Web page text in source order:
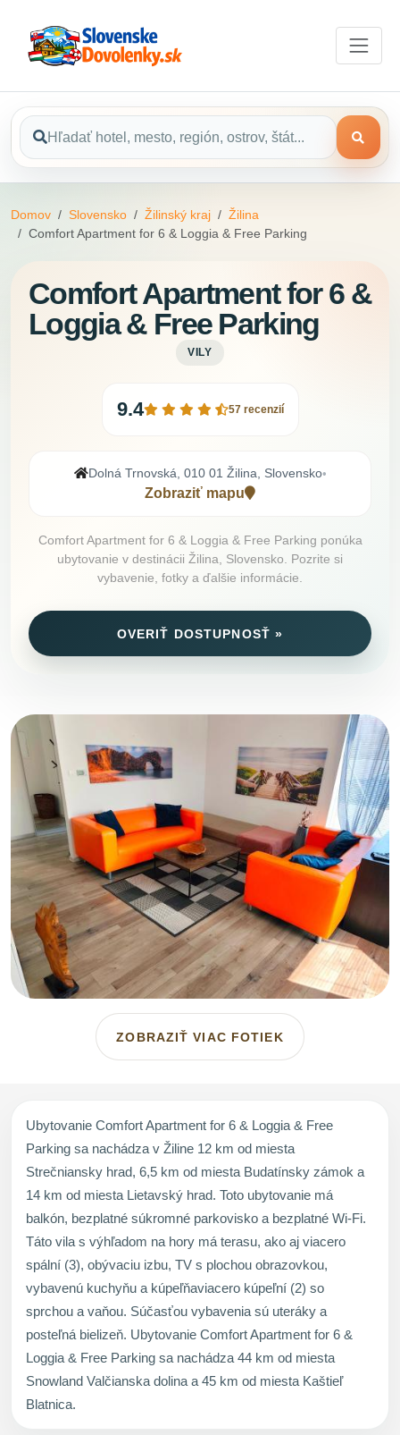
Domov Slovensko Žilinský kraj
Žilina
Comfort Apartment for 6 & Loggia & Free Parking
Comfort Apartment for 6 &
Loggia & Free Parking
VILY
9.4 57 recenzií
Dolná Trnovská, 010 01 Žilina, Slovensko•
Zobraziť mapu
Comfort Apartment for 6 & Loggia & Free Parking ponúka
ubytovanie v destinácii Žilina, Slovensko. Pozrite si
vybavenie, fotky a ďalšie informácie.
OVERIŤ DOSTUPNOSŤ »
ZOBRAZIŤ VIAC FOTIEK
Ubytovanie Comfort Apartment for 6 & Loggia & Free
Parking sa nachádza v Žiline 12 km od miesta
Strečniansky hrad, 6,5 km od miesta Budatínsky zámok a
14 km od miesta Lietavský hrad. Toto ubytovanie má
balkón, bezplatné súkromné parkovisko a bezplatné Wi-Fi.
Táto vila s výhľadom na hory má terasu, ako aj viacero
spální (3), obývaciu izbu, TV s plochou obrazovkou,
vybavenú kuchyňu a kúpeľňaviacero kúpeľní (2) so
sprchou a vaňou. Súčasťou vybavenia sú uteráky a
posteľná bielizeň. Ubytovanie Comfort Apartment for 6 &
Loggia & Free Parking sa nachádza 44 km od miesta
Snowland Valčianska dolina a 45 km od miesta Kaštieľ
Blatnica.